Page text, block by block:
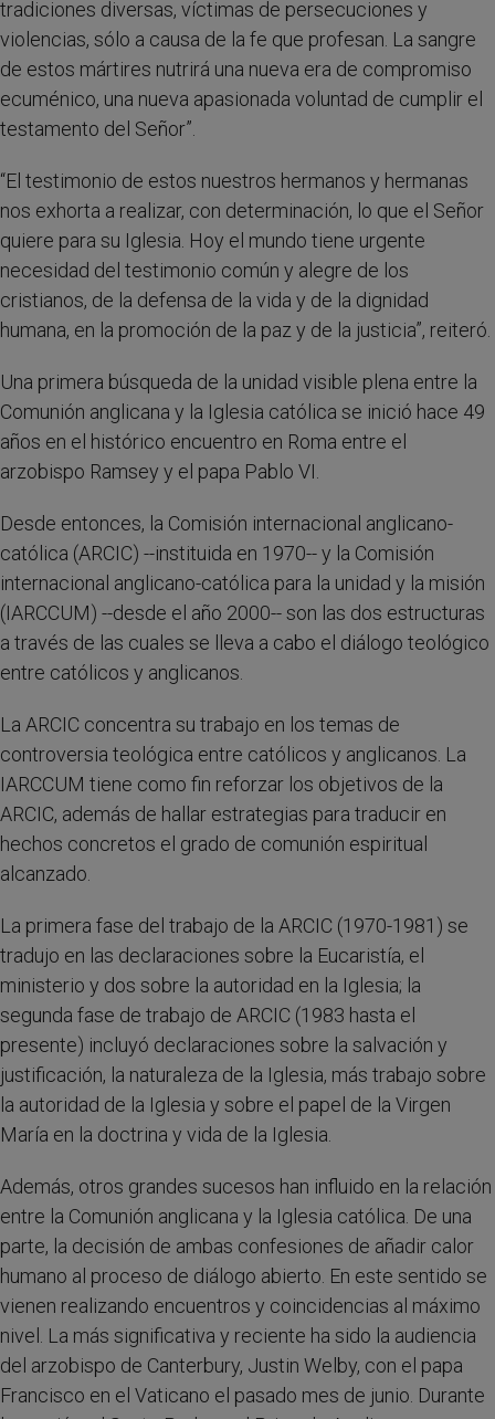
tradiciones diversas, víctimas de persecuciones y
violencias, sólo a causa de la fe que profesan. La sangre
de estos mártires nutrirá una nueva era de compromiso
ecuménico, una nueva apasionada voluntad de cumplir el
testamento del Señor”.
“El testimonio de estos nuestros hermanos y hermanas
nos exhorta a realizar, con determinación, lo que el Señor
quiere para su Iglesia. Hoy el mundo tiene urgente
necesidad del testimonio común y alegre de los
cristianos, de la defensa de la vida y de la dignidad
humana, en la promoción de la paz y de la justicia”, reiteró.
Una primera búsqueda de la unidad visible plena entre la
Comunión anglicana y la Iglesia católica se inició hace 49
años en el histórico encuentro en Roma entre el
arzobispo Ramsey y el papa Pablo VI.
Desde entonces, la Comisión internacional anglicano-
católica (ARCIC) --instituida en 1970-- y la Comisión
internacional anglicano-católica para la unidad y la misión
(IARCCUM) --desde el año 2000-- son las dos estructuras
a través de las cuales se lleva a cabo el diálogo teológico
entre católicos y anglicanos.
La ARCIC concentra su trabajo en los temas de
controversia teológica entre católicos y anglicanos. La
IARCCUM tiene como fin reforzar los objetivos de la
ARCIC, además de hallar estrategias para traducir en
hechos concretos el grado de comunión espiritual
alcanzado.
La primera fase del trabajo de la ARCIC (1970-1981) se
tradujo en las declaraciones sobre la Eucaristía, el
ministerio y dos sobre la autoridad en la Iglesia; la
segunda fase de trabajo de ARCIC (1983 hasta el
presente) incluyó declaraciones sobre la salvación y
justificación, la naturaleza de la Iglesia, más trabajo sobre
la autoridad de la Iglesia y sobre el papel de la Virgen
María en la doctrina y vida de la Iglesia.
Además, otros grandes sucesos han influido en la relación
entre la Comunión anglicana y la Iglesia católica. De una
parte, la decisión de ambas confesiones de añadir calor
humano al proceso de diálogo abierto. En este sentido se
vienen realizando encuentros y coincidencias al máximo
nivel. La más significativa y reciente ha sido la audiencia
del arzobispo de Canterbury, Justin Welby, con el papa
Francisco en el Vaticano el pasado mes de junio. Durante